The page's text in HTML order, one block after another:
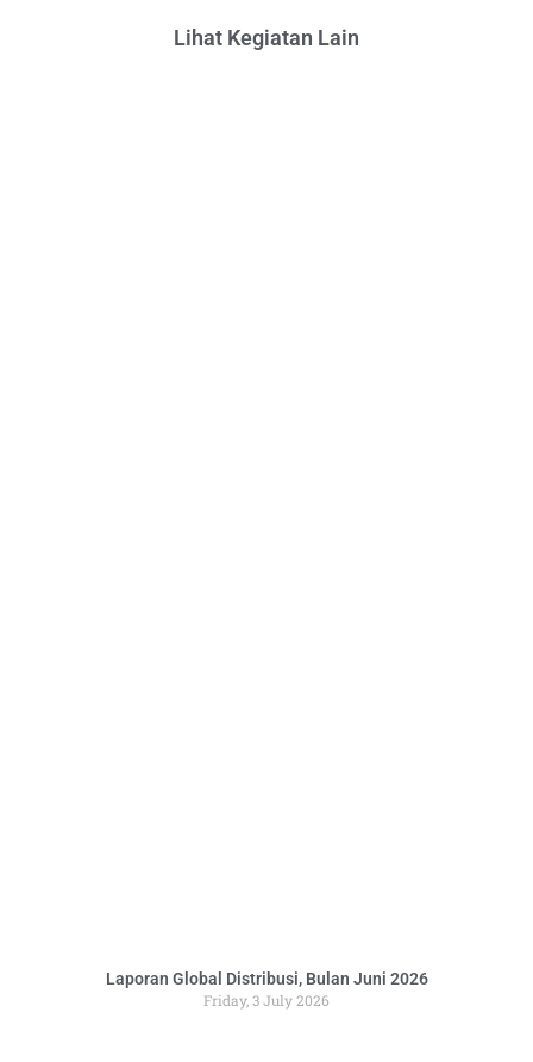
Lihat Kegiatan Lain
Laporan Global Distribusi, Bulan Juni 2026
Friday, 3 July 2026